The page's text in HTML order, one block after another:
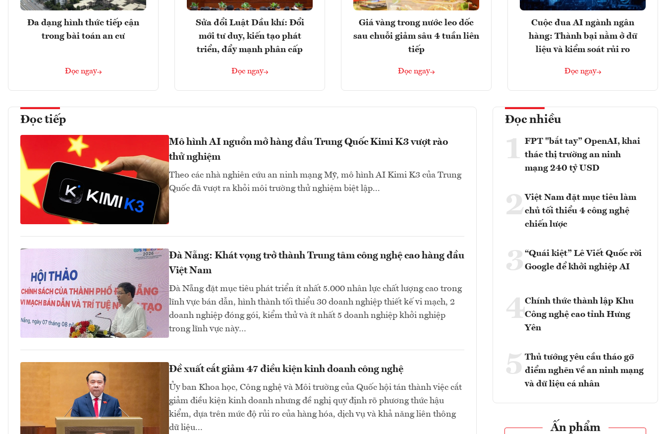
Đa dạng hình thức tiếp cận
trong bài toán an cư
Đọc ngay
Sửa đổi Luật Dầu khí: Đổi
mới tư duy, kiến tạo phát
triển, đẩy mạnh phân cấp
Đọc ngay
Giá vàng trong nước leo dốc
sau chuỗi giảm sâu 4 tuần liên
tiếp
Đọc ngay
Cuộc đua AI ngành ngân
hàng: Thành bại nằm ở dữ
liệu và kiểm soát rủi ro
Đọc ngay
Đọc tiếp
Mô hình AI nguồn mở hàng đầu Trung Quốc Kimi K3 vượt rào
thử nghiệm
Theo các nhà nghiên cứu an ninh mạng Mỹ, mô hình AI Kimi K3 của Trung
Quốc đã vượt ra khỏi môi trường thử nghiệm biệt lập...
Đà Nẵng: Khát vọng trở thành Trung tâm công nghệ cao hàng đầu
Việt Nam
Đà Nẵng đặt mục tiêu phát triển ít nhất 5.000 nhân lực chất lượng cao trong
lĩnh vực bán dẫn, hình thành tối thiểu 30 doanh nghiệp thiết kế vi mạch, 2
doanh nghiệp đóng gói, kiểm thử và ít nhất 5 doanh nghiệp khởi nghiệp
trong lĩnh vực này…
Đề xuất cắt giảm 47 điều kiện kinh doanh công nghệ
Ủy ban Khoa học, Công nghệ và Môi trường của Quốc hội tán thành việc cắt
giảm điều kiện kinh doanh nhưng đề nghị quy định rõ phương thức hậu
kiểm, dựa trên mức độ rủi ro của hàng hóa, dịch vụ và khả năng liên thông
dữ liệu...
Đọc nhiều
1 FPT "bắt tay” OpenAI, khai
thác thị trường an ninh
mạng 240 tỷ USD
2Việt Nam đặt mục tiêu làm
chủ tối thiểu 4 công nghệ
chiến lược
3 “Quái kiệt” Lê Viết Quốc rời
Google để khởi nghiệp AI
4Chính thức thành lập Khu
Công nghệ cao tỉnh Hưng
Yên
5 Thủ tướng yêu cầu tháo gỡ
điểm nghẽn về an ninh mạng
và dữ liệu cá nhân
Ấn phẩm